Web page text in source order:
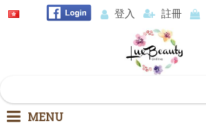
登入 註冊
MENU